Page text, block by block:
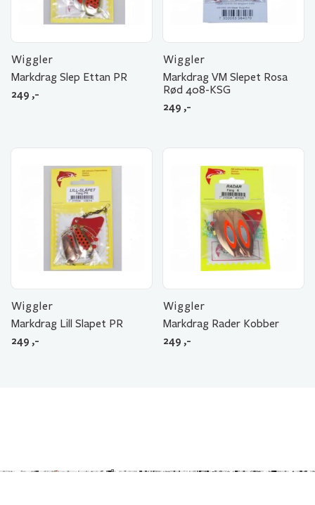
Wiggler
Markdrag Slep Ettan PR
249 ,-
Wiggler
Markdrag VM Slepet Rosa
Rød 408-KSG
249 ,-
Wiggler
Markdrag Lill Slapet PR
249 ,-
Wiggler
Markdrag Rader Kobber
249 ,-